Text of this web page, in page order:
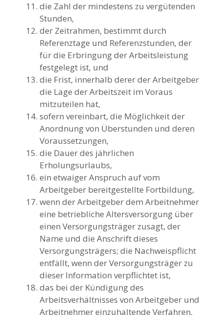
die Zahl der mindestens zu vergütenden
Stunden,
der Zeitrahmen, bestimmt durch
Referenztage und Referenzstunden, der
für die Erbringung der Arbeitsleistung
festgelegt ist, und
die Frist, innerhalb derer der Arbeitgeber
die Lage der Arbeitszeit im Voraus
mitzuteilen hat,
sofern vereinbart, die Möglichkeit der
Anordnung von Überstunden und deren
Voraussetzungen,
die Dauer des jährlichen
Erholungsurlaubs,
ein etwaiger Anspruch auf vom
Arbeitgeber bereitgestellte Fortbildung,
wenn der Arbeitgeber dem Arbeitnehmer
eine betriebliche Altersversorgung über
einen Versorgungsträger zusagt, der
Name und die Anschrift dieses
Versorgungsträgers; die Nachweispflicht
entfällt, wenn der Versorgungsträger zu
dieser Information verpflichtet ist,
das bei der Kündigung des
Arbeitsverhältnisses von Arbeitgeber und
Arbeitnehmer einzuhaltende Verfahren,